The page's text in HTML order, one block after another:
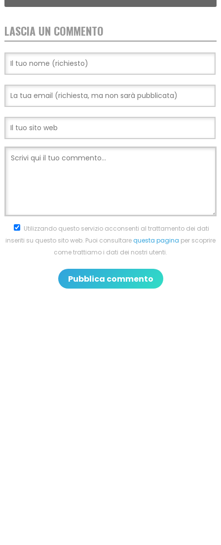
LASCIA UN COMMENTO
Utilizzando questo servizio acconsenti al trattamento dei dati
inseriti su questo sito web. Puoi consultarequesta pagina per scoprire
come trattiamo i dati dei nostri utenti.